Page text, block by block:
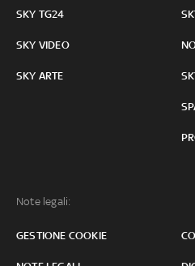
SKY TG24
SKY VIDEO
SKY ARTE
Note legali:
GESTIONE COOKIE